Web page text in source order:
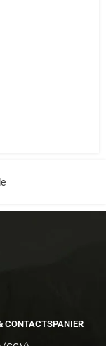
CONTACTSPANIER